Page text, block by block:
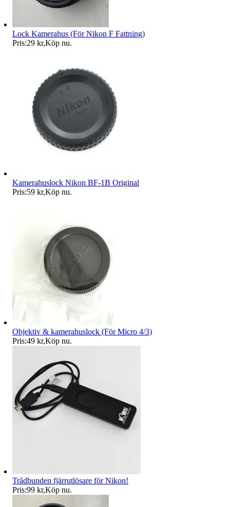
Lock Kamerahus (För Nikon F Fattning)
Pris:29 kr,Köp nu.
Kamerahuslock Nikon BF-1B Original
Pris:59 kr,Köp nu.
Objektiv & kamerahuslock (För Micro 4/3)
Pris:49 kr,Köp nu.
Trådbunden fjärrutlösare för Nikon!
Pris:99 kr,Köp nu.